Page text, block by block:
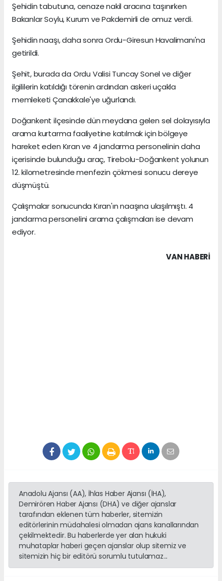
Şehidin tabutuna, cenaze nakil aracına taşınırken
Bakanlar Soylu, Kurum ve Pakdemirli de omuz verdi.
Şehidin naaşı, daha sonra Ordu-Giresun Havalimanı'na
getirildi.
Şehit, burada da Ordu Valisi Tuncay Sonel ve diğer
ilgililerin katıldığı törenin ardından askeri uçakla
memleketi Çanakkale'ye uğurlandı.
Doğankent ilçesinde dün meydana gelen sel dolayısıyla
arama kurtarma faaliyetine katılmak için bölgeye
hareket eden Kıran ve 4 jandarma personelinin daha
içerisinde bulunduğu araç, Tirebolu-Doğankent yolunun
12. kilometresinde menfezin çökmesi sonucu dereye
düşmüştü.
Çalışmalar sonucunda Kıran'ın naaşına ulaşılmıştı. 4
jandarma personelini arama çalışmaları ise devam
ediyor.
VAN HABERİ
Anadolu Ajansı (AA), İhlas Haber Ajansı (İHA),
Demirören Haber Ajansı (DHA) ve diğer ajanslar
tarafından eklenen tüm haberler, sitemizin
editörlerinin müdahalesi olmadan ajans kanallarından
çekilmektedir. Bu haberlerde yer alan hukuki
muhataplar haberi geçen ajanslar olup sitemiz ve
sitemizin hiç bir editörü sorumlu tutulamaz...